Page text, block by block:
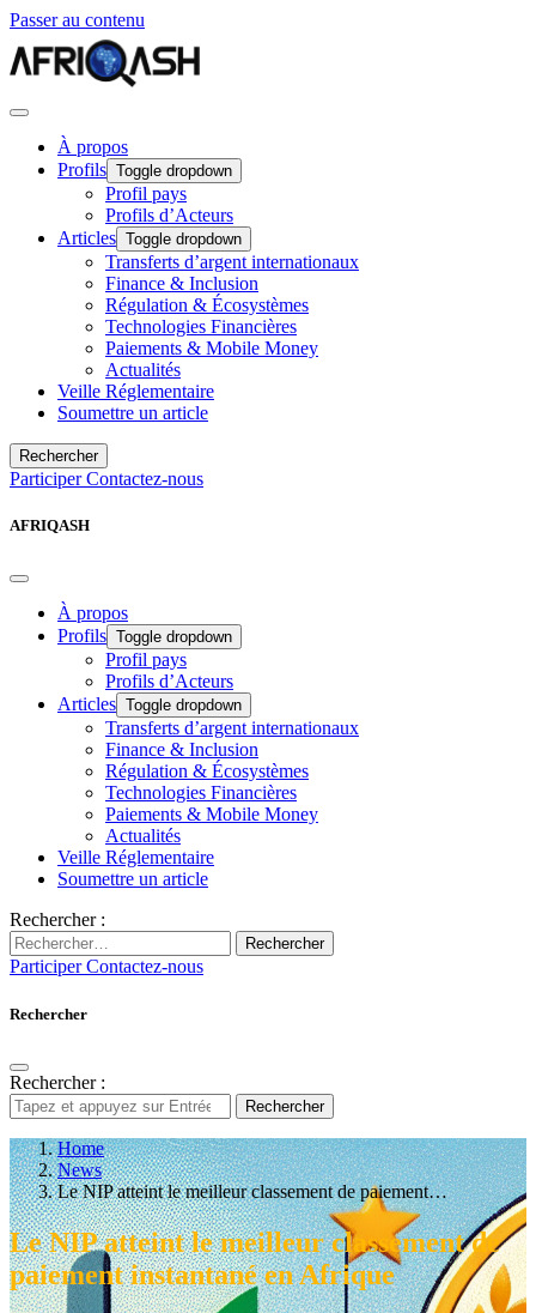
Passer au contenu
À propos
Profils Toggle dropdown
Profil pays
Profils d’Acteurs
Articles Toggle dropdown
Transferts d’argent internationaux
Finance & Inclusion
Régulation & Écosystèmes
Technologies Financières
Paiements & Mobile Money
Actualités
Veille Réglementaire
Soumettre un article
Rechercher
ParticiperContactez-nous
AFRIQASH
À propos
Profils Toggle dropdown
Profil pays
Profils d’Acteurs
Articles Toggle dropdown
Transferts d’argent internationaux
Finance & Inclusion
Régulation & Écosystèmes
Technologies Financières
Paiements & Mobile Money
Actualités
Veille Réglementaire
Soumettre un article
Rechercher :
Rechercher
ParticiperContactez-nous
Rechercher
Rechercher :
Rechercher
Home
News
Le NIP atteint le meilleur classement de paiement…
Le NIP atteint le meilleur classement de
paiement instantané en Afrique